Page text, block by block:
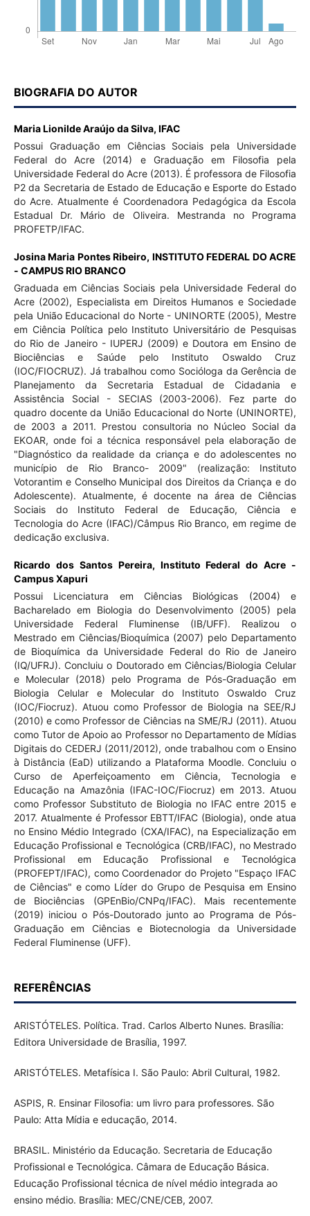
BIOGRAFIA DO AUTOR
Maria Lionilde Araújo da Silva, IFAC
Possui Graduação em Ciências Sociais pela Universidade
Federal do Acre (2014) e Graduação em Filosofia pela
Universidade Federal do Acre (2013). É professora de Filosofia
P2 da Secretaria de Estado de Educação e Esporte do Estado
do Acre. Atualmente é Coordenadora Pedagógica da Escola
Estadual Dr. Mário de Oliveira. Mestranda no Programa
PROFETP/IFAC.
Josina Maria Pontes Ribeiro, INSTITUTO FEDERAL DO ACRE
- CAMPUS RIO BRANCO
Graduada em Ciências Sociais pela Universidade Federal do
Acre (2002), Especialista em Direitos Humanos e Sociedade
pela União Educacional do Norte - UNINORTE (2005), Mestre
em Ciência Política pelo Instituto Universitário de Pesquisas
do Rio de Janeiro - IUPERJ (2009) e Doutora em Ensino de
Biociências e Saúde pelo Instituto Oswaldo Cruz
(IOC/FIOCRUZ). Já trabalhou como Socióloga da Gerência de
Planejamento da Secretaria Estadual de Cidadania e
Assistência Social - SECIAS (2003-2006). Fez parte do
quadro docente da União Educacional do Norte (UNINORTE),
de 2003 a 2011. Prestou consultoria no Núcleo Social da
EKOAR, onde foi a técnica responsável pela elaboração de
"Diagnóstico da realidade da criança e do adolescentes no
município de Rio Branco- 2009" (realização: Instituto
Votorantim e Conselho Municipal dos Direitos da Criança e do
Adolescente). Atualmente, é docente na área de Ciências
Sociais do Instituto Federal de Educação, Ciência e
Tecnologia do Acre (IFAC)/Câmpus Rio Branco, em regime de
dedicação exclusiva.
Ricardo dos Santos Pereira, Instituto Federal do Acre -
Campus Xapuri
Possui Licenciatura em Ciências Biológicas (2004) e
Bacharelado em Biologia do Desenvolvimento (2005) pela
Universidade Federal Fluminense (IB/UFF). Realizou o
Mestrado em Ciências/Bioquímica (2007) pelo Departamento
de Bioquímica da Universidade Federal do Rio de Janeiro
(IQ/UFRJ). Concluiu o Doutorado em Ciências/Biologia Celular
e Molecular (2018) pelo Programa de Pós-Graduação em
Biologia Celular e Molecular do Instituto Oswaldo Cruz
(IOC/Fiocruz). Atuou como Professor de Biologia na SEE/RJ
(2010) e como Professor de Ciências na SME/RJ (2011). Atuou
como Tutor de Apoio ao Professor no Departamento de Mídias
Digitais do CEDERJ (2011/2012), onde trabalhou com o Ensino
à Distância (EaD) utilizando a Plataforma Moodle. Concluiu o
Curso de Aperfeiçoamento em Ciência, Tecnologia e
Educação na Amazônia (IFAC-IOC/Fiocruz) em 2013. Atuou
como Professor Substituto de Biologia no IFAC entre 2015 e
2017. Atualmente é Professor EBTT/IFAC (Biologia), onde atua
no Ensino Médio Integrado (CXA/IFAC), na Especialização em
Educação Profissional e Tecnológica (CRB/IFAC), no Mestrado
Profissional em Educação Profissional e Tecnológica
(PROFEPT/IFAC), como Coordenador do Projeto "Espaço IFAC
de Ciências" e como Líder do Grupo de Pesquisa em Ensino
de Biociências (GPEnBio/CNPq/IFAC). Mais recentemente
(2019) iniciou o Pós-Doutorado junto ao Programa de Pós-
Graduação em Ciências e Biotecnologia da Universidade
Federal Fluminense (UFF).
REFERÊNCIAS
ARISTÓTELES. Política. Trad. Carlos Alberto Nunes. Brasília:
Editora Universidade de Brasília, 1997.
ARISTÓTELES. Metafísica I. São Paulo: Abril Cultural, 1982.
ASPIS, R. Ensinar Filosofia: um livro para professores. São
Paulo: Atta Mídia e educação, 2014.
BRASIL. Ministério da Educação. Secretaria de Educação
Profissional e Tecnológica. Câmara de Educação Básica.
Educação Profissional técnica de nível médio integrada ao
ensino médio. Brasília: MEC/CNE/CEB, 2007.